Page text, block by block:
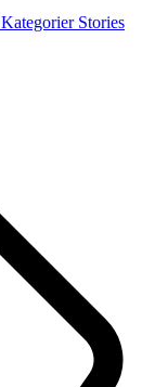
Kategorier Stories